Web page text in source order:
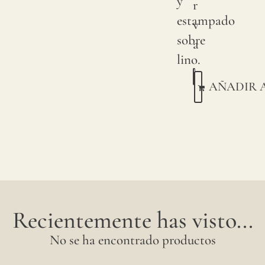
estampado
sobre
lino.
r
v
a
AÑADIR
Recientemente has visto...
No se ha encontrado productos
con
lino
las